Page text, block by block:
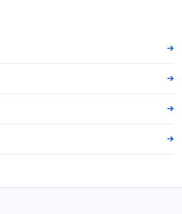
→
→
→
→